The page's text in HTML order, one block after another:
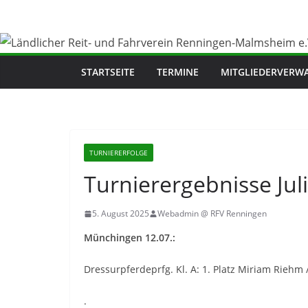
springen
STARTSEITE TERMINE
TURNIERERFOLGE
Turnierergebnisse
5. August 2025 Webadmin @ RFV Renningen
Münchingen 12.07.:
Dressurpferdeprfg. Kl. A: 1. Platz Miriam Riehm
.